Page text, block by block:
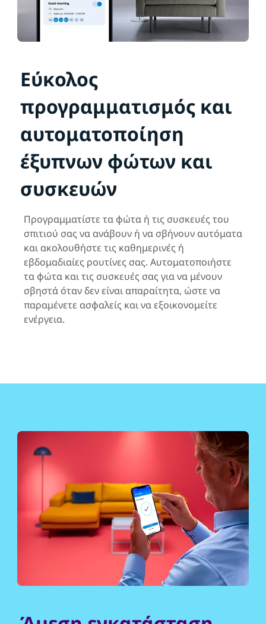
Εύκολος
προγραμματισμός και
αυτοματοποίηση
έξυπνων φώτων και
συσκευών
Προγραμματίστε τα φώτα ή τις συσκευές του
σπιτιού σας να ανάβουν ή να σβήνουν αυτόματα
και ακολουθήστε τις καθημερινές ή
εβδομαδιαίες ρουτίνες σας. Αυτοματοποιήστε
τα φώτα και τις συσκευές σας για να μένουν
σβηστά όταν δεν είναι απαραίτητα, ώστε να
παραμένετε ασφαλείς και να εξοικονομείτε
ενέργεια.